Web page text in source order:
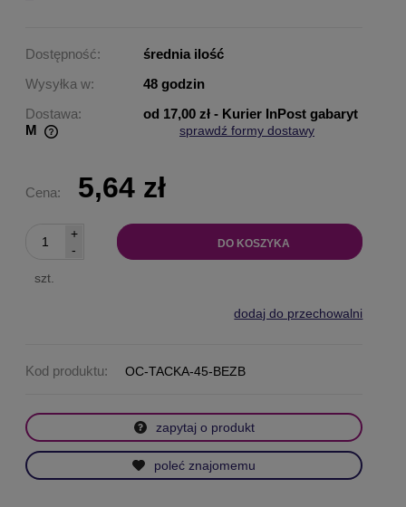
Dostępność:
średnia ilość
Wysyłka w:
48 godzin
Dostawa:
od 17,00 zł - Kurier InPost gabaryt
M
sprawdź formy dostawy
Cena: 5,64 zł
-
+
szt.
DO KOSZYKA
dodaj do przechowalni
Kod produktu: OC-TACKA-45-BEZB
zapytaj o produkt
poleć znajomemu